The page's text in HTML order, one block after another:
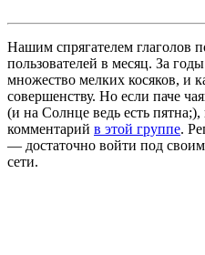
Нашим спрягателем глаголов
пользователей в месяц. За
множество мелких косяков, и
совершенству. Но если паче
(и на Солнце ведь есть пятна;),
комментарий в этой группе.
— достаточно войти под
сети.